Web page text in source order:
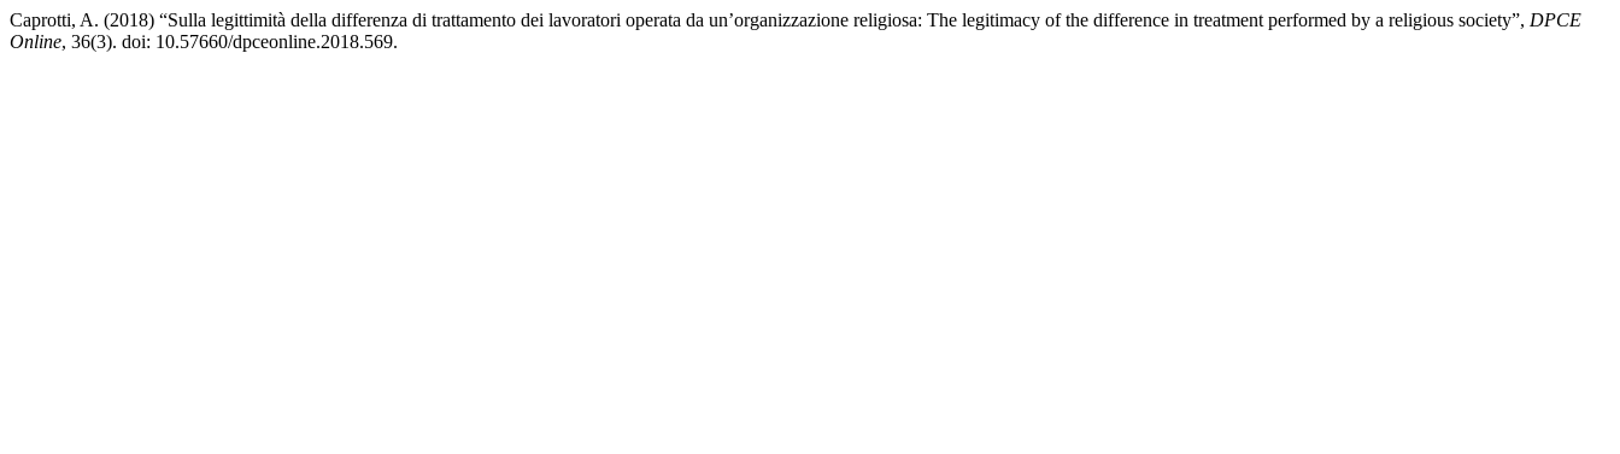
Caprotti, A. (2018) “Sulla legittimità della differenza di trattamento dei lavoratori operata da un’organizzazione religiosa: The legitimacy of the difference in treatment performed by a religious society”, DPCE
Online, 36(3). doi: 10.57660/dpceonline.2018.569.